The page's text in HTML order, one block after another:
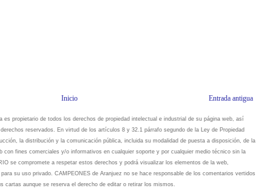
Entrada antigua
Inicio
propietario de todos los derechos de propiedad intelectual e industrial de su página web, así
reservados. En virtud de los artículos 8 y 32.1 párrafo segundo de la Ley de Propiedad
la distribución y la comunicación pública, incluida su modalidad de puesta a disposición, de la
con fines comerciales y/o informativos en cualquier soporte y por cualquier medio técnico sin la
se compromete a respetar estos derechos y podrá visualizar los elementos de la web,
su uso privado. CAMPEONES de Aranjuez no se hace responsable de los comentarios vertidos
cartas aunque se reserva el derecho de editar o retirar los mismos.